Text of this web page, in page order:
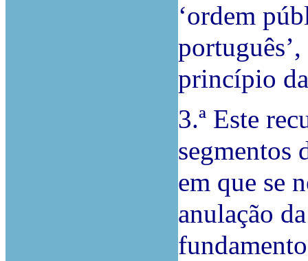
‘ordem
princípio
3.ª Este
segmentos
em que se
anulação